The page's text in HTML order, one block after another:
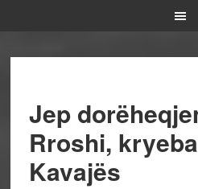
Jep
Rroshi,
Kavajës